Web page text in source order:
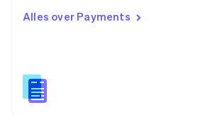
Alles over Payments
EnglishItaliano
Español
Thailand